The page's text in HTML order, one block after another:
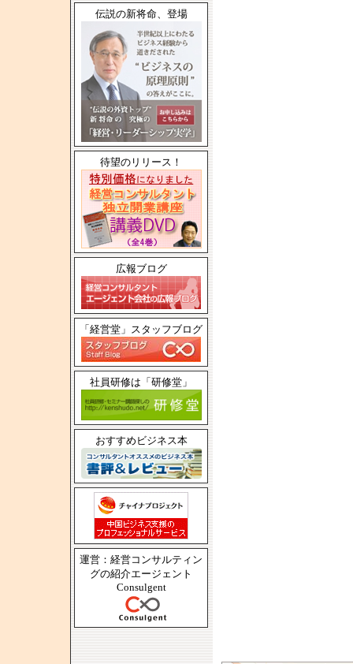
伝説の新将命、登場
待望のリリース！
広報ブログ
「経営堂」スタッフブログ
社員研修は「研修堂」
おすすめビジネス本
運営：経営コンサルティン
グの紹介エージェント
Consulgent